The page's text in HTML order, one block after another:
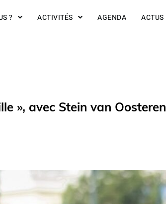
? ACTIVITÉS AGENDA ACTUS
», avec Stein van Oosteren